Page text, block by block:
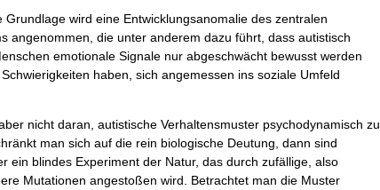
Grundlage wird eine Entwicklungsanomalie des zentralen
angenommen, die unter anderem dazu führt, dass autistisch
emotionale Signale nur abgeschwächt bewusst werden
haben, sich angemessen ins soziale Umfeld
nicht daran, autistische Verhaltensmuster psychodynamisch zu
man sich auf die rein biologische Deutung, dann sind
ein blindes Experiment der Natur, das durch zufällige, also
Mutationen angestoßen wird. Betrachtet man die Muster